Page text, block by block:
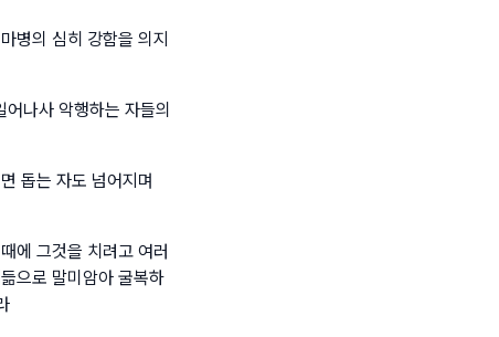
병의 심히 강함을 의지
나사 악행하는 자들의
돕는 자도 넘어지며
에 그것을 치려고 여러
으로 말미암아 굴복하